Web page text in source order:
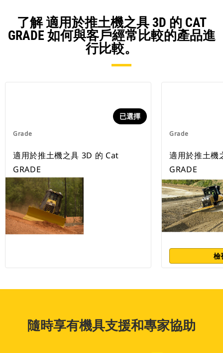
了解 適用於推土機之具 3D 的 CAT
GRADE 如何與客戶經常比較的產品進
行比較。
Grade
已選擇
適用於推土機之具 3D 的 Cat
GRADE
Grade
適用於推土機
GRADE
檢
隨時享有機具支援和專家協助